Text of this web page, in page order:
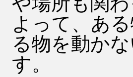
よって、あ
る物を動か
す。